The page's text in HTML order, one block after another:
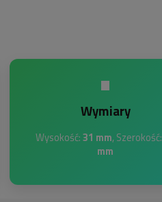
•
Wymiary
Wysokość:31 mm, Szerokość:
mm